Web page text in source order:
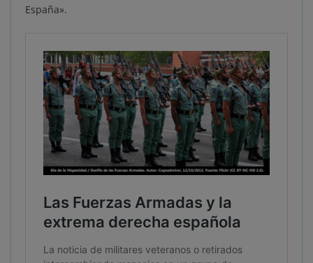
España».